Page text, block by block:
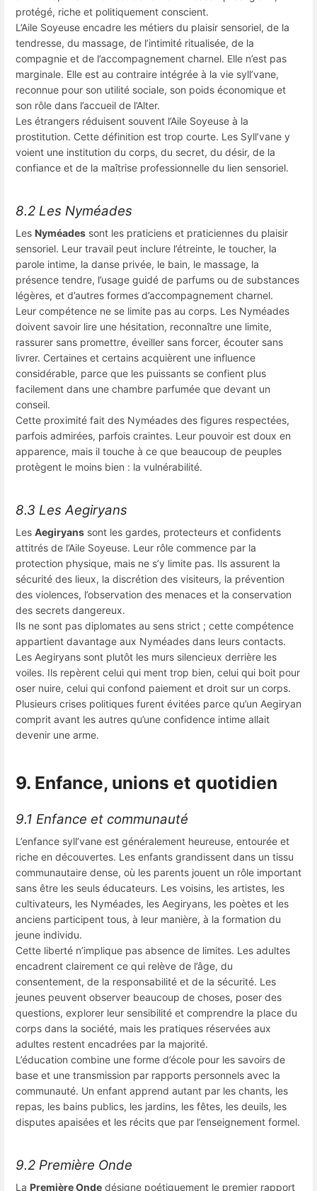
protégé, riche et politiquement conscient.
L’Aile Soyeuse encadre les métiers du plaisir sensoriel, de la
tendresse, du massage, de l’intimité ritualisée, de la
compagnie et de l’accompagnement charnel. Elle n’est pas
marginale. Elle est au contraire intégrée à la vie syll’vane,
reconnue pour son utilité sociale, son poids économique et
son rôle dans l’accueil de l’Alter.
Les étrangers réduisent souvent l’Aile Soyeuse à la
prostitution. Cette définition est trop courte. Les Syll’vane y
voient une institution du corps, du secret, du désir, de la
confiance et de la maîtrise professionnelle du lien sensoriel.
8.2 Les Nyméades
Les Nyméades sont les praticiens et praticiennes du plaisir
sensoriel. Leur travail peut inclure l’étreinte, le toucher, la
parole intime, la danse privée, le bain, le massage, la
présence tendre, l’usage guidé de parfums ou de substances
légères, et d’autres formes d’accompagnement charnel.
Leur compétence ne se limite pas au corps. Les Nyméades
doivent savoir lire une hésitation, reconnaître une limite,
rassurer sans promettre, éveiller sans forcer, écouter sans
livrer. Certaines et certains acquièrent une influence
considérable, parce que les puissants se confient plus
facilement dans une chambre parfumée que devant un
conseil.
Cette proximité fait des Nyméades des figures respectées,
parfois admirées, parfois craintes. Leur pouvoir est doux en
apparence, mais il touche à ce que beaucoup de peuples
protègent le moins bien : la vulnérabilité.
8.3 Les Aegiryans
Les Aegiryans sont les gardes, protecteurs et confidents
attitrés de l’Aile Soyeuse. Leur rôle commence par la
protection physique, mais ne s’y limite pas. Ils assurent la
sécurité des lieux, la discrétion des visiteurs, la prévention
des violences, l’observation des menaces et la conservation
des secrets dangereux.
Ils ne sont pas diplomates au sens strict ; cette compétence
appartient davantage aux Nyméades dans leurs contacts.
Les Aegiryans sont plutôt les murs silencieux derrière les
voiles. Ils repèrent celui qui ment trop bien, celui qui boit pour
oser nuire, celui qui confond paiement et droit sur un corps.
Plusieurs crises politiques furent évitées parce qu’un Aegiryan
comprit avant les autres qu’une confidence intime allait
devenir une arme.
9. Enfance, unions et quotidien
9.1 Enfance et communauté
L’enfance syll’vane est généralement heureuse, entourée et
riche en découvertes. Les enfants grandissent dans un tissu
communautaire dense, où les parents jouent un rôle important
sans être les seuls éducateurs. Les voisins, les artistes, les
cultivateurs, les Nyméades, les Aegiryans, les poètes et les
anciens participent tous, à leur manière, à la formation du
jeune individu.
Cette liberté n’implique pas absence de limites. Les adultes
encadrent clairement ce qui relève de l’âge, du
consentement, de la responsabilité et de la sécurité. Les
jeunes peuvent observer beaucoup de choses, poser des
questions, explorer leur sensibilité et comprendre la place du
corps dans la société, mais les pratiques réservées aux
adultes restent encadrées par la majorité.
L’éducation combine une forme d’école pour les savoirs de
base et une transmission par rapports personnels avec la
communauté. Un enfant apprend autant par les chants, les
repas, les bains publics, les jardins, les fêtes, les deuils, les
disputes apaisées et les récits que par l’enseignement formel.
9.2 Première Onde
La Première Onde désigne poétiquement le premier rapport